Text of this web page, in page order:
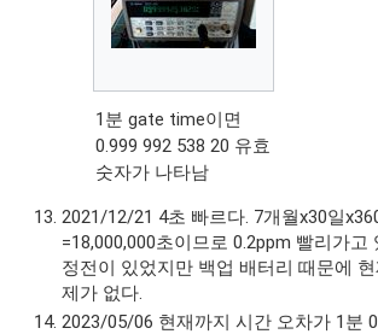
1분 gate time이면
0.999 992 538 20 유효
숫자가 나타남
2021/12/21 4초 빠르다. 7개월x30일
=18,000,000초이므로 0.2ppm 빨리가고
정전이 있었지만 백업 배터리 때문에
제가 없다.
2023/05/06 현재까지 시간 오차가 1분